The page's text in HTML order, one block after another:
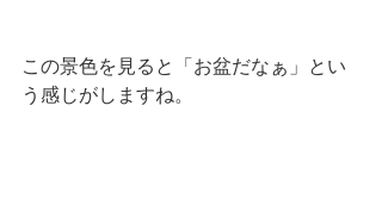
この景色を見ると「お盆だなぁ」とい
う感じがしますね。